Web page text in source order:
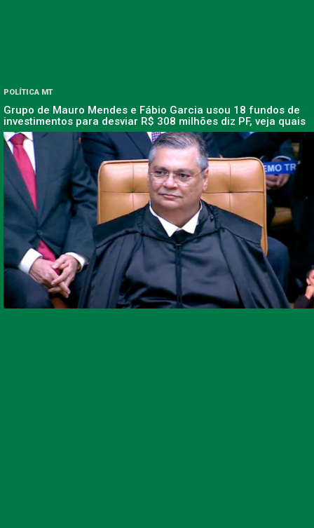
POLÍTICA MT
Grupo de Mauro Mendes e Fábio Garcia usou 18 fundos de
investimentos para desviar R$ 308 milhões diz PF, veja quais